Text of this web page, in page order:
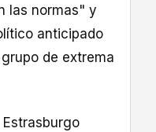
las normas" y
anticipado
de extrema